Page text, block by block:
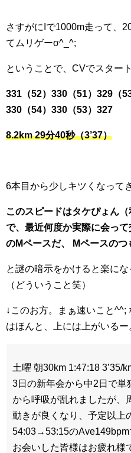
さすがにIで1000m走って、
てムリゲーσ^_^;
ということで、CVでスタート
331（52）330（51）329（
330（54）330（53）327
8.2km 29分40秒（3’37）
6本目から少しキツくなって
このスピードはタケぴょん
で、最近何度か実際に会って
のMペースだ、 Mペースのつ
と謎の暗示をかけると楽に
（どういうこと笑）
↓このお方。まぁ速いこと^^;
はほんと、上には上がいるー
土曜 朝30km 1:47:18 3’35/
3日の新年会から中2日で単
から呼吸が乱れましたが、
動きが良くなり、予定以上
54:03→53:15のAve149bpm
お会いした皆様はお疲れ様